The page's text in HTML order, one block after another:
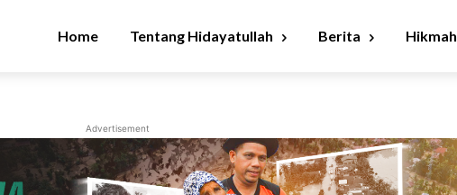
Home Tentang Hidayatullah Berita Hikmah
Advertisement